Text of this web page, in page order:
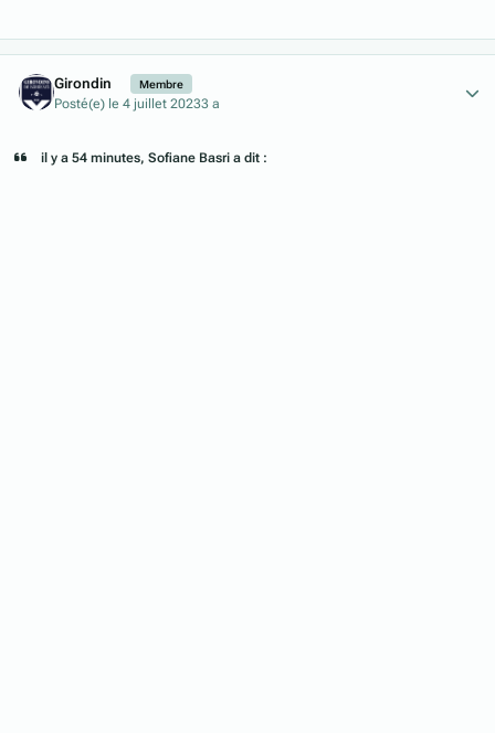
Girondin Membre
Posté(e) le 4 juillet 20233 a
il y a 54 minutes, Sofiane Basri a dit :